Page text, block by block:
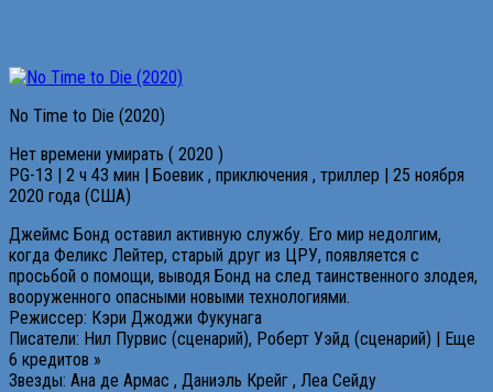
No Time to Die (2020)
Нет времени умирать ( 2020 )
PG-13 | 2 ч 43 мин | Боевик , приключения , триллер | 25 ноября
2020 года (США)
Джеймс Бонд оставил активную службу. Его мир недолгим,
когда Феликс Лейтер, старый друг из ЦРУ, появляется с
просьбой о помощи, выводя Бонд на след таинственного злодея,
вооруженного опасными новыми технологиями.
Режиссер: Кэри Джоджи Фукунага
Писатели: Нил Пурвис (сценарий), Роберт Уэйд (сценарий) | Еще
6 кредитов »
Звезды: Ана де Армас , Даниэль Крейг , Леа Сейду